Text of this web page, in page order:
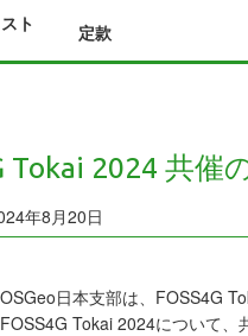
ト
定款
Tokai 2024 共催
年8月20日
日本支部は、FOSS4G
Tokai 2024について、